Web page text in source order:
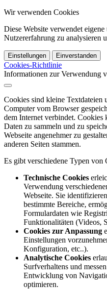
Wir verwenden Cookies
Diese Website verwendet
Nutzererfahrung zu analysieren
Einstellungen Einverstanden
Cookies-Richtlinie
Informationen zur Verwendung
Cookies sind kleine Textdateien
Computer vom Browser
dem Internet verbindet. Cookies
Daten zu sammeln und zu
Webseite angenehmer zu
anderen Seiten stammen.
Es gibt verschiedene Typen von
Technische Cookies
Verwendung
Webseite. Sie
bestimmte Bereiche,
Formulardaten wie
Funktionalitäten (Videos,
Cookies zur Anpassung
Einstellungen
Konfiguration, etc..).
Analytische Cookies
Surfverhaltens und
Entwicklung von
optimieren.